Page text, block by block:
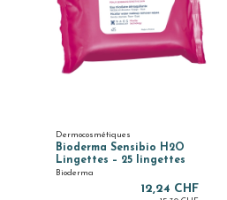
Dermocosmétiques
Bioderma Sensibio H2O
Lingettes – 25 lingettes
Bioderma
12,24 CHF